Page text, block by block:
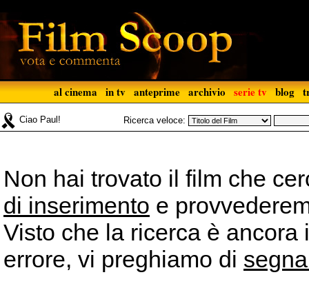
al cinema in tv anteprime archivio serie tv blog
Ciao Paul! Ricerca veloce:
Non hai trovato il film che
di inserimento e
Visto che la ricerca è
errore, vi preghiamo di